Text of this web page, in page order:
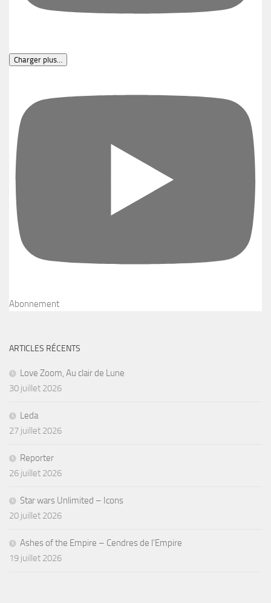
Charger plus…
Abonnement
ARTICLES RÉCENTS
Love Zoom, Au clair de Lune
30 juillet 2026
Leda
27 juillet 2026
Reporter
26 juillet 2026
Star wars Unlimited – Icons
20 juillet 2026
Ashes of the Empire – Cendres de l’Empire
19 juillet 2026